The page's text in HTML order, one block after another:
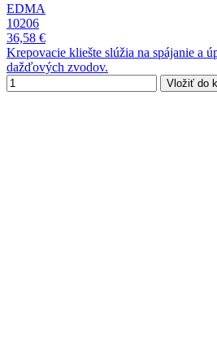
EDMA
10206
36,58 €
Krepovacie kliešte slúžia na spájanie a
dažďových zvodov.
Vložiť do